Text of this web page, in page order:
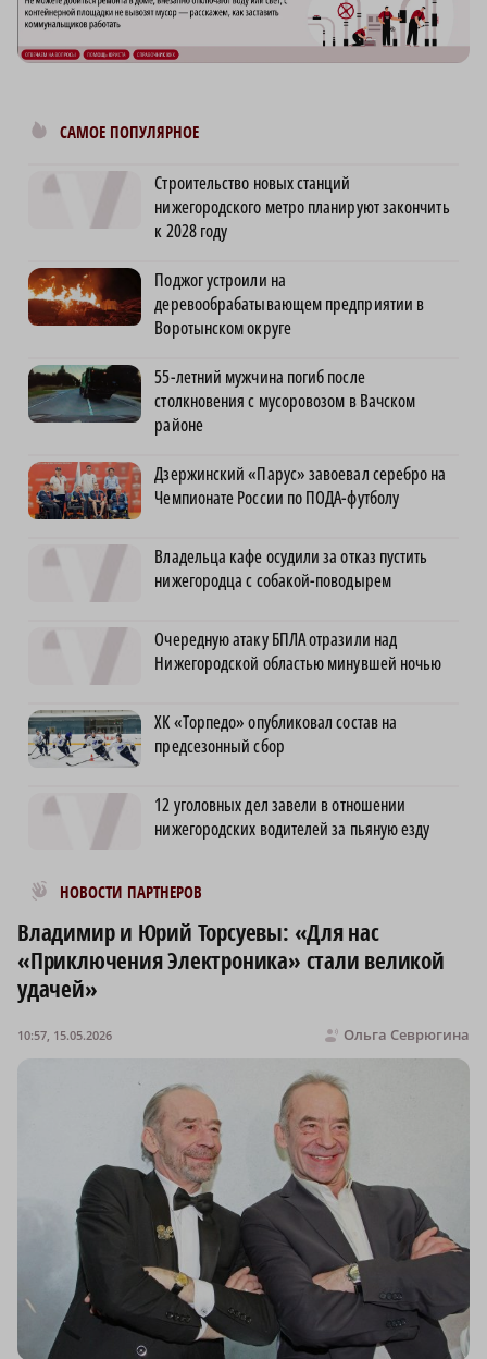
САМОЕ ПОПУЛЯРНОЕ
Строительство новых станций
нижегородского метро планируют закончить
к 2028 году
Поджог устроили на
деревообрабатывающем предприятии в
Воротынском округе
55-летний мужчина погиб после
столкновения с мусоровозом в Вачском
районе
Дзержинский «Парус» завоевал серебро на
Чемпионате России по ПОДА-футболу
Владельца кафе осудили за отказ пустить
нижегородца с собакой-поводырем
Очередную атаку БПЛА отразили над
Нижегородской областью минувшей ночью
ХК «Торпедо» опубликовал состав на
предсезонный сбор
12 уголовных дел завели в отношении
нижегородских водителей за пьяную езду
НОВОСТИ ПАРТНЕРОВ
Новости МирТесен
Владимир и Юрий Торсуевы: «Для нас
«Приключения Электроника» стали великой
удачей»
Ольга Севрюгина
10:57, 15.05.2026